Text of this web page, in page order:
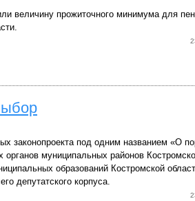
величину прожиточного минимума для
законопроекта под одним названием «О
органов муниципальных районов
образований Костромской
депутатского корпуса.